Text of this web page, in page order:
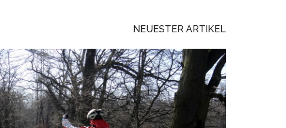
NEUESTER ARTIKEL